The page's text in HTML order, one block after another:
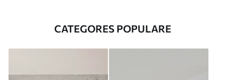
CATEGORES POPULARE